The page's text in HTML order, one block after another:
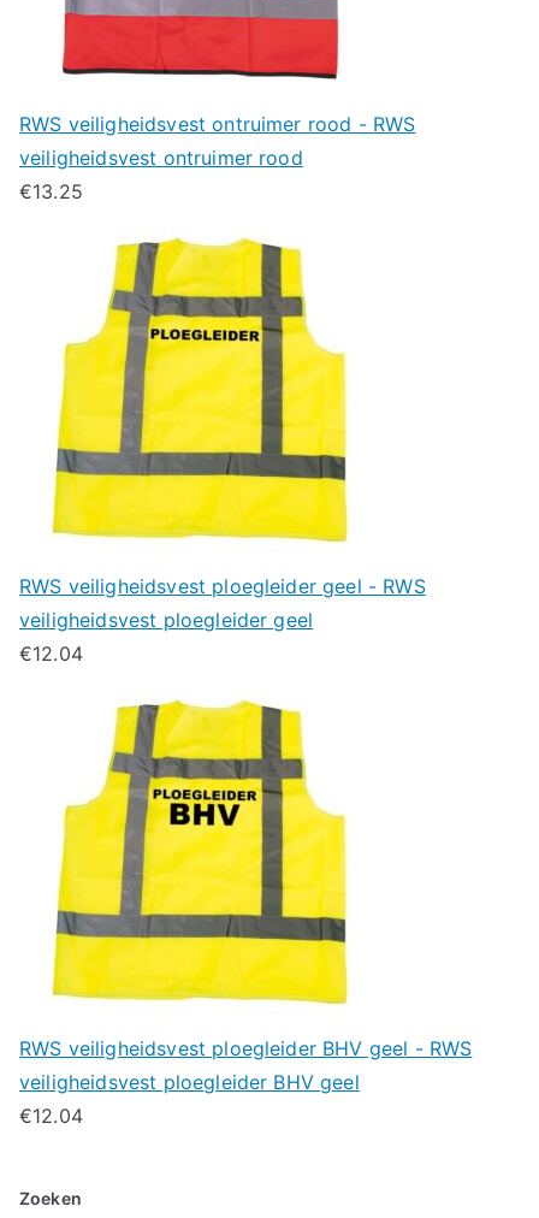
RWS veiligheidsvest ontruimer rood - RWS
veiligheidsvest ontruimer rood
€13.25
RWS veiligheidsvest ploegleider geel - RWS
veiligheidsvest ploegleider geel
€12.04
RWS veiligheidsvest ploegleider BHV geel - RWS
veiligheidsvest ploegleider BHV geel
€12.04
Zoeken